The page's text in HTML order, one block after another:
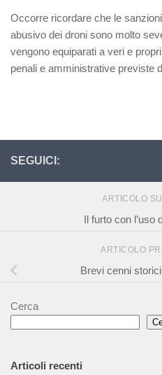
Occorre ricordare che le
abusivo dei droni sono molto
vengono equiparati a veri e
penali e amministrative previste
SEGUICI:
ARTICOLO
Il furto con l’uso
ARTICOLO
Brevi cenni
Cerca
Articoli recenti